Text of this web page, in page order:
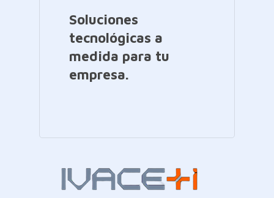
Soluciones
tecnológicas a
medida para tu
empresa.